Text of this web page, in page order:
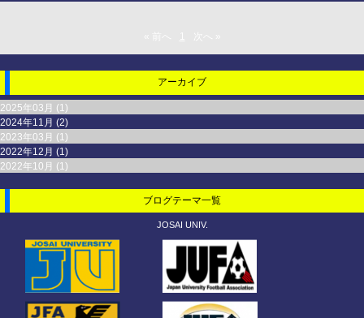
1
アーカイブ
2025年03月 (1)
2024年11月 (2)
2023年03月 (1)
2022年12月 (1)
2022年10月 (1)
ブログテーマ一覧
JOSAI UNIV.